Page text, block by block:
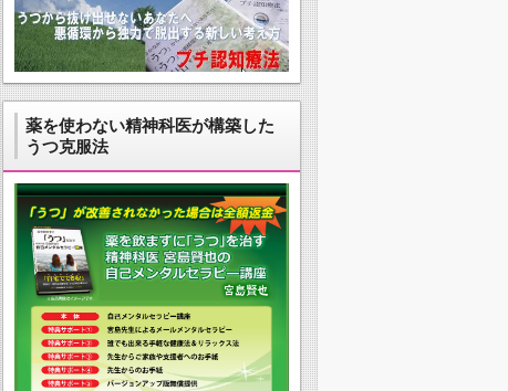
薬を使わない精神科医が構築した
うつ克服法